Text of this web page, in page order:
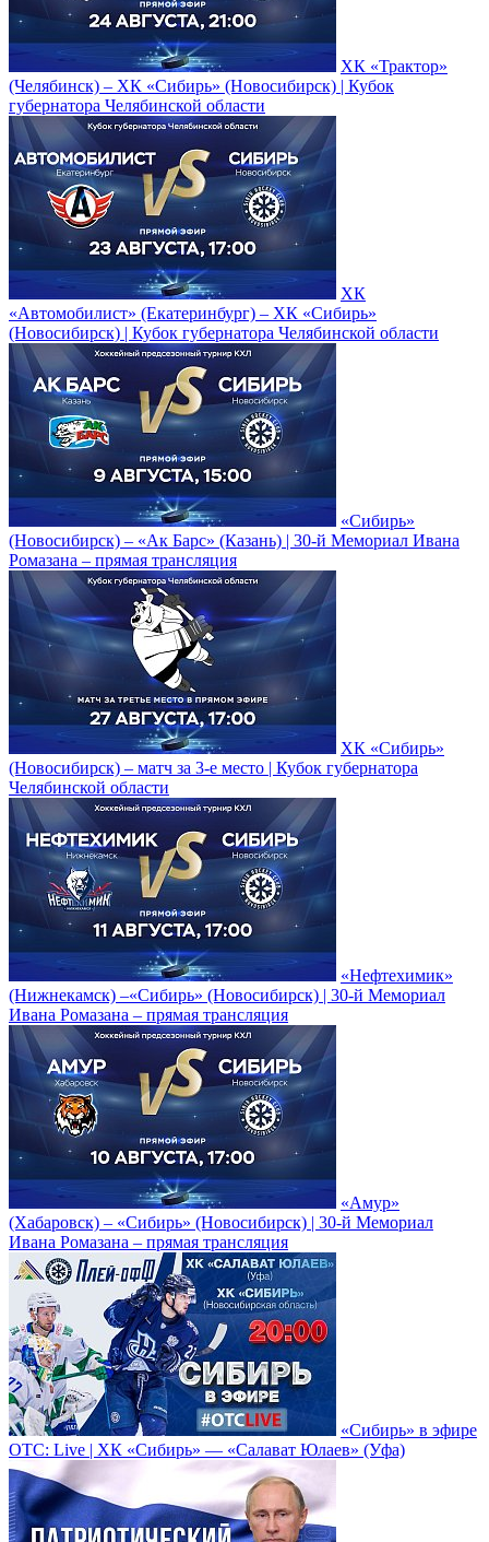
ХК «Трактор»
(Челябинск) – ХК «Сибирь» (Новосибирск) | Кубок
губернатора Челябинской области
ХК
«Автомобилист» (Екатеринбург) – ХК «Сибирь»
(Новосибирск) | Кубок губернатора Челябинской области
«Сибирь»
(Новосибирск) – «Ак Барс» (Казань) | 30-й Мемориал Ивана
Ромазана – прямая трансляция
ХК «Сибирь»
(Новосибирск) – матч за 3-е место | Кубок губернатора
Челябинской области
«Нефтехимик»
(Нижнекамск) –«Сибирь» (Новосибирск) | 30-й Мемориал
Ивана Ромазана – прямая трансляция
«Амур»
(Хабаровск) – «Сибирь» (Новосибирск) | 30-й Мемориал
Ивана Ромазана – прямая трансляция
«Сибирь» в эфире
ОТС: Live | ХК «Сибирь» — «Салават Юлаев» (Уфа)